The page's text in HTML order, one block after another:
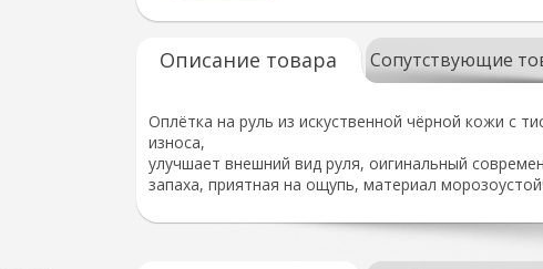
Описание товара Сопутствующие
Оплётка на руль из искуственной чёрной кожи с
износа,
улучшает внешний вид руля, оигинальный
запаха, приятная на ощупь, материал